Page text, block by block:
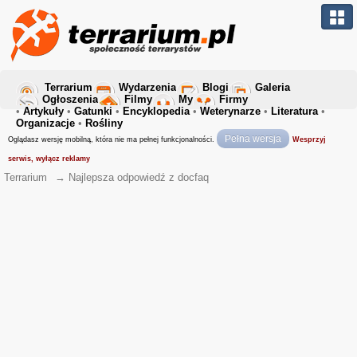
Terrarium Wydarzenia Blogi
Galeria
Ogłoszenia
Filmy My
Firmy
• Artykuły • Gatunki • Encyklopedia• Weterynarze • Literatura•
Organizacje • Rośliny
Oglądasz wersję mobilną, która nie ma pełnej funkcjonalności. Pełna wersja Wesprzyj
serwis, wyłącz reklamy
Terrarium → Najlepsza odpowiedź z docfaq